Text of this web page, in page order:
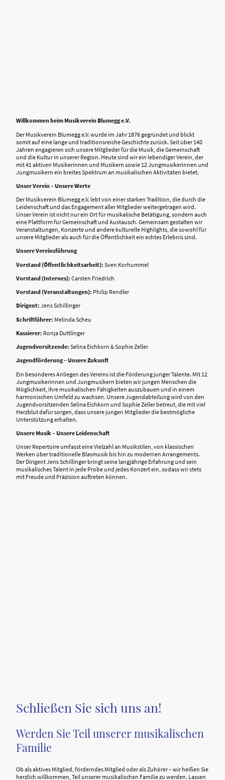
Willkommen beim Musikverein Blumegg e.V.
Der Musikverein Blumegg e.V. wurde im Jahr 1876 gegründet und blickt
somit auf eine lange und traditionsreiche Geschichte zurück. Seit über 140
Jahren engagieren sich unsere Mitglieder für die Musik, die Gemeinschaft
und die Kultur in unserer Region. Heute sind wir ein lebendiger Verein, der
mit 41 aktiven Musikerinnen und Musikern sowie 12 Jungmusikerinnen und
Jungmusikern ein breites Spektrum an musikalischen Aktivitäten bietet.
Unser Verein – Unsere Werte
Der Musikverein Blumegg e.V. lebt von einer starken Tradition, die durch die
Leidenschaft und das Engagement aller Mitglieder weitergetragen wird.
Unser Verein ist nicht nur ein Ort für musikalische Betätigung, sondern auch
eine Plattform für Gemeinschaft und Austausch. Gemeinsam gestalten wir
Veranstaltungen, Konzerte und andere kulturelle Highlights, die sowohl für
unsere Mitglieder als auch für die Öffentlichkeit ein echtes Erlebnis sind.
Unsere Vereinsführung
Vorstand (Öffentlichkeitsarbeit): Sven Korhummel
Vorstand (Internes): Carsten Friedrich
Vorstand (Veranstaltungen): Philip Rendler
Dirigent: Jens Schillinger
Schriftführer: Melinda Scheu
Kassierer: Ronja Duttlinger
Jugendvorsitzende: Selina Eichkorn & Sophie Zeller
Jugendförderung – Unsere Zukunft
Ein besonderes Anliegen des Vereins ist die Förderung junger Talente. Mit 12
Jungmusikerinnen und Jungmusikern bieten wir jungen Menschen die
Möglichkeit, ihre musikalischen Fähigkeiten auszubauen und in einem
harmonischen Umfeld zu wachsen. Unsere Jugendabteilung wird von den
Jugendvorsitzenden Selina Eichkorn und Sophie Zeller betreut, die mit viel
Herzblut dafür sorgen, dass unsere jungen Mitglieder die bestmögliche
Unterstützung erhalten.
Unsere Musik – Unsere Leidenschaft
Unser Repertoire umfasst eine Vielzahl an Musikstilen, von klassischen
Werken über traditionelle Blasmusik bis hin zu modernen Arrangements.
Der Dirigent Jens Schillinger bringt seine langjährige Erfahrung und sein
musikalisches Talent in jede Probe und jedes Konzert ein, sodass wir stets
mit Freude und Präzision auftreten können.
Schließen Sie sich uns an!
Werden Sie Teil unserer musikalischen
Familie
Ob als aktives Mitglied, förderndes Mitglied oder als Zuhörer – wir heißen Sie
herzlich willkommen, Teil unserer musikalischen Familie zu werden. Lassen